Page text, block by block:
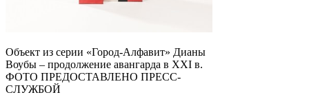
Объект из серии «Город-Алфавит» Дианы
Воубы – продолжение авангарда в ХХI в.
ФОТО ПРЕДОСТАВЛЕНО ПРЕСС-
СЛУЖБОЙ